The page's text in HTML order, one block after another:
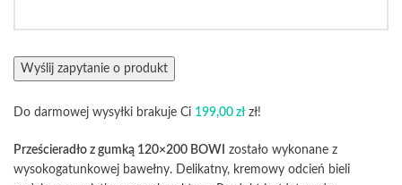
Do darmowej wysyłki brakuje Ci 199,00 złzł!
Prześcieradło z gumką 120×200 BOWI
zostało wykonane z
wysokogatunkowej bawełny. Delikatny, kremowy odcień bieli